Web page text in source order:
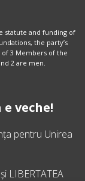
statute and funding of
the party’s
3 Members of the
2 are men.
veche!
pentru Unirea
LIBERTATEA